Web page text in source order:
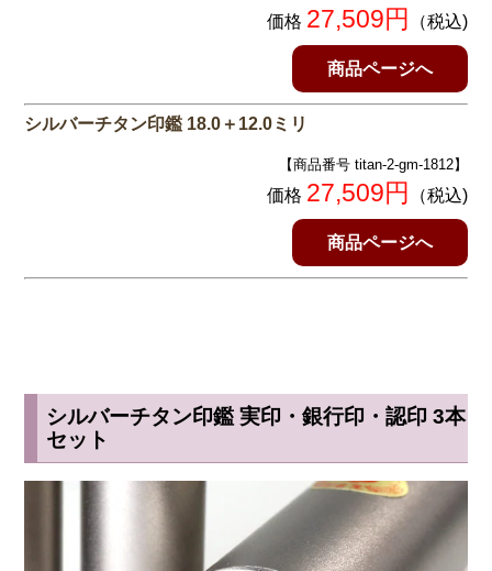
価格 27,509円 （税込)
商品ページへ
シルバーチタン印鑑 18.0＋12.0ミリ
【商品番号 titan-2-gm-1812】
価格 27,509円 （税込)
商品ページへ
シルバーチタン印鑑 実印・銀行印・認印 3本
セット